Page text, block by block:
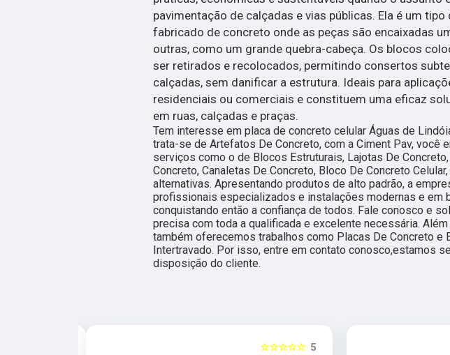
pavimentação de calçadas e vias públicas. Ela é um tipo
fabricado de concreto onde as peças são encaixadas
outras, como um grande quebra-cabeça. Os blocos
ser retirados e recolocados, permitindo consertos
calçadas, sem danificar a estrutura. Ideais para
residenciais ou comerciais e constituem uma eficaz
em ruas, calçadas e praças.
Tem interesse em placa de concreto celular Águas de
trata-se de Artefatos De Concreto, com a Ciment Pav, você
serviços como o de Blocos Estruturais, Lajotas De
Concreto, Canaletas De Concreto, Bloco De Concreto
alternativas. Apresentando produtos de alto padrão, a
profissionais especializados e instalações modernas e em
conquistando então a confiança de todos. Fale conosco e
precisa com toda a qualificada e excelente necessária.
também oferecemos trabalhos como Placas De Concreto e
Intertravado. Por isso, entre em contato conosco,estamos
disposição do cliente.
5
☆☆☆☆☆